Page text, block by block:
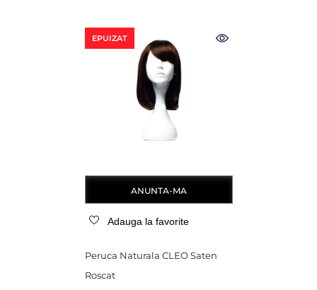
EPUIZAT
ANUNTA-MA
Adauga la favorite
Peruca Naturala CLEO Saten
Roscat